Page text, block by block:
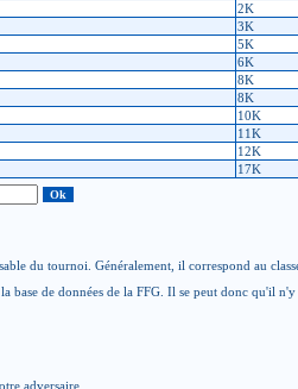
2K
3K
5K
6K
8K
8K
10K
11K
12K
17K
du tournoi. Généralement, il correspond au
base de données de la FFG. Il se peut donc qu'il
adversaire